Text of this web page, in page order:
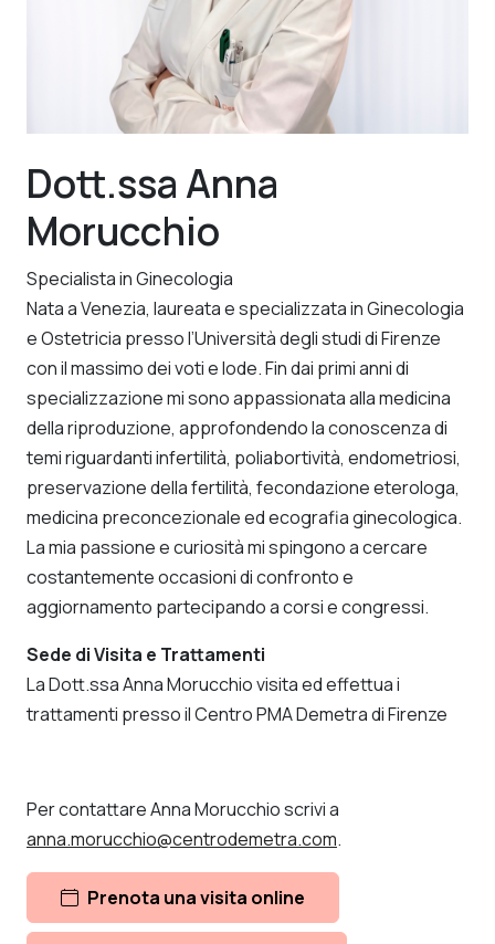
Dott.ssa Anna
Morucchio
Specialista in Ginecologia
Nata a Venezia, laureata e specializzata in Ginecologia
e Ostetricia presso l’Università degli studi di Firenze
con il massimo dei voti e lode. Fin dai primi anni di
specializzazione mi sono appassionata alla medicina
della riproduzione, approfondendo la conoscenza di
temi riguardanti infertilità, poliabortività, endometriosi,
preservazione della fertilità, fecondazione eterologa,
medicina preconcezionale ed ecografia ginecologica.
La mia passione e curiosità mi spingono a cercare
costantemente occasioni di confronto e
aggiornamento partecipando a corsi e congressi.
Sede di Visita e Trattamenti
La Dott.ssa Anna Morucchio visita ed effettua i
trattamenti presso il Centro PMA Demetra di Firenze
Per contattare Anna Morucchio scrivi a
anna.morucchio@centrodemetra.com.
Prenota una visita online